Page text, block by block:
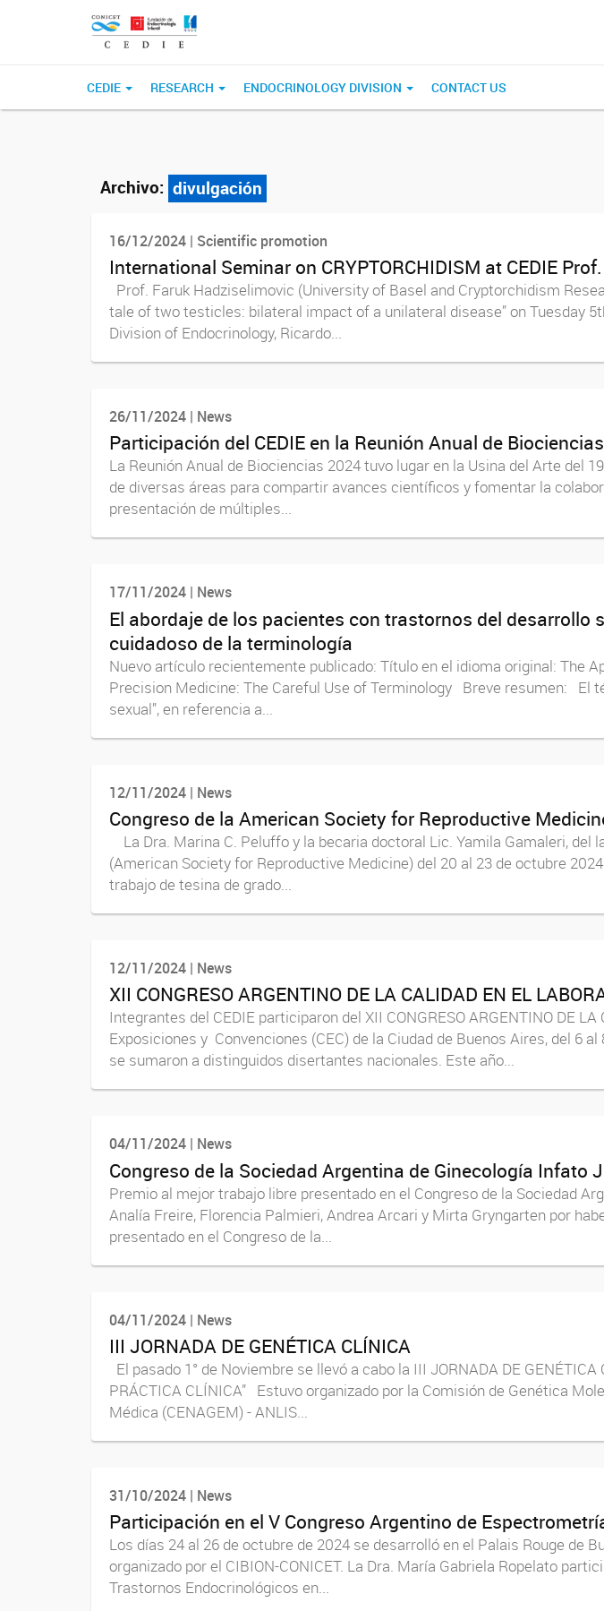
CEDIE RESEARCH ENDOCRINOLOGY DIVISION CONTACT US
Archivo: divulgación
16/12/2024 | Scientific promotion
International Seminar on CRYPTORCHIDISM at CEDIE
Prof. Faruk Hadziselimovic (University of Basel and Cryptorchidism
tale of two testicles: bilateral impact of a unilateral disease” on Tuesday
Division of Endocrinology, Ricardo...
26/11/2024 | News
Participación del CEDIE en la Reunión Anual de
La Reunión Anual de Biociencias 2024 tuvo lugar en la Usina del Arte del
de diversas áreas para compartir avances científicos y fomentar la
presentación de múltiples...
17/11/2024 | News
El abordaje de los pacientes con trastornos del desarrollo
cuidadoso de la terminología
Nuevo artículo recientemente publicado: Título en el idioma original: The
Precision Medicine: The Careful Use of Terminology Breve resumen: El
sexual”, en referencia a...
12/11/2024 | News
Congreso de la American Society for Reproductive
La Dra. Marina C. Peluffo y la becaria doctoral Lic. Yamila Gamaleri, del
(American Society for Reproductive Medicine) del 20 al 23 de octubre
trabajo de tesina de grado...
12/11/2024 | News
XII CONGRESO ARGENTINO DE LA CALIDAD EN EL
Integrantes del CEDIE participaron del XII CONGRESO ARGENTINO DE
Exposiciones y Convenciones (CEC) de la Ciudad de Buenos Aires, del 6
se sumaron a distinguidos disertantes nacionales. Este año...
04/11/2024 | News
Congreso de la Sociedad Argentina de Ginecología Infato
Premio al mejor trabajo libre presentado en el Congreso de la Sociedad
Analía Freire, Florencia Palmieri, Andrea Arcari y Mirta Gryngarten por
presentado en el Congreso de la...
04/11/2024 | News
III JORNADA DE GENÉTICA CLÍNICA
El pasado 1° de Noviembre se llevó a cabo la III JORNADA DE
PRÁCTICA CLÍNICA” Estuvo organizado por la Comisión de Genética
Médica (CENAGEM) - ANLIS...
31/10/2024 | News
Participación en el V Congreso Argentino de
Los días 24 al 26 de octubre de 2024 se desarrolló en el Palais Rouge de
organizado por el CIBION-CONICET. La Dra. María Gabriela Ropelato
Trastornos Endocrinológicos en...